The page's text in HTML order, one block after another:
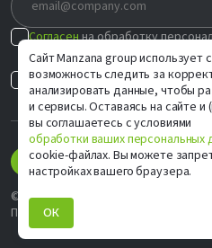
Сайт Manzana group использует
возможность следить за
анализировать данные, чтобы
и сервисы. Оставаясь на сайте и
вы соглашаетесь с условиями
обработки ваших персональных
cookie-файлах. Вы можете
настройках вашего браузера.
ОК
Согласенна обработку
в соответствии сПолитикой
Согласен наиндивидуальные
© ООО «М Софт» ИНН 9705083570,
Политика конфиденциальности